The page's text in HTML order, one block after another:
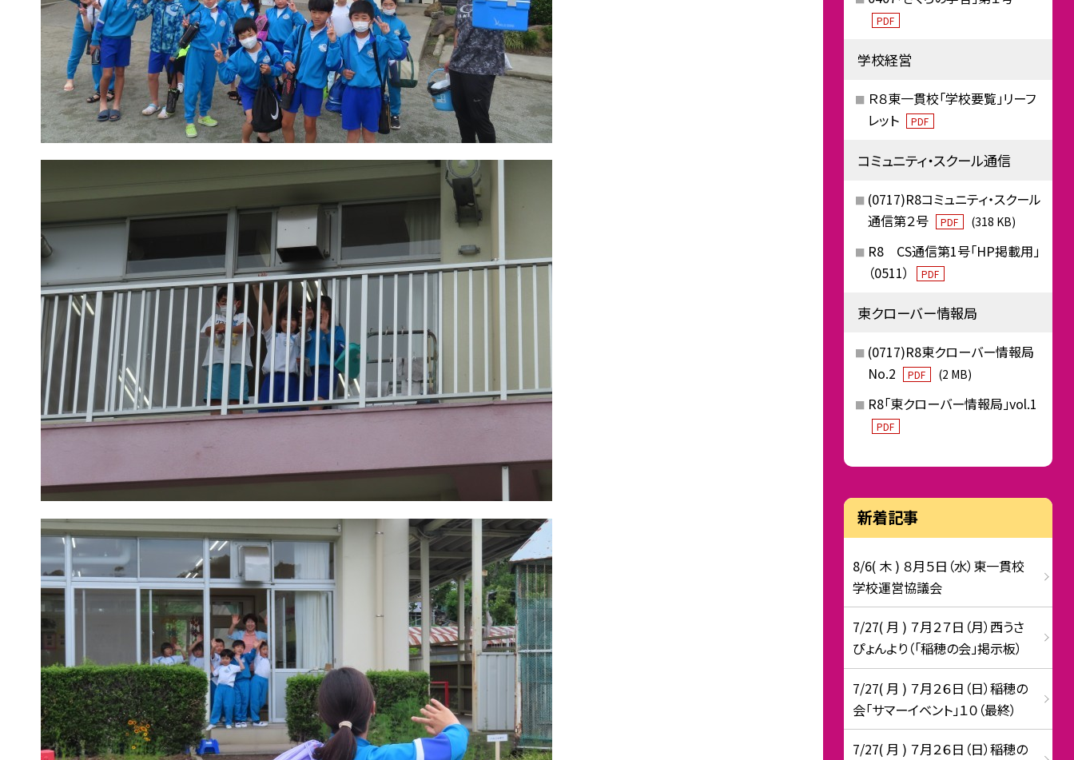
PDF
学校経営
Ｒ８東一貫校「学校要覧」リーフ
レット
PDF
コミュニティ・スクール通信
(0717)R8コミュニティ・スクール
通信第２号
PDF (318 KB)
R8 CS通信第1号「HP掲載用」
（0511）
PDF
東クローバー情報局
(0717)R8東クローバー情報局
No.2
PDF (2 MB)
R8「東クローバー情報局」vol.1
PDF
新着記事
8/6( 木 ) ８月５日（水）東一貫校
学校運営協議会
7/27( 月 ) ７月２７日（月）西うさ
ぴょんより（「稲穂の会」掲示板）
7/27( 月 ) ７月２６日（日）稲穂の
会「サマーイベント」１０（最終）
7/27( 月 ) ７月２６日（日）稲穂の